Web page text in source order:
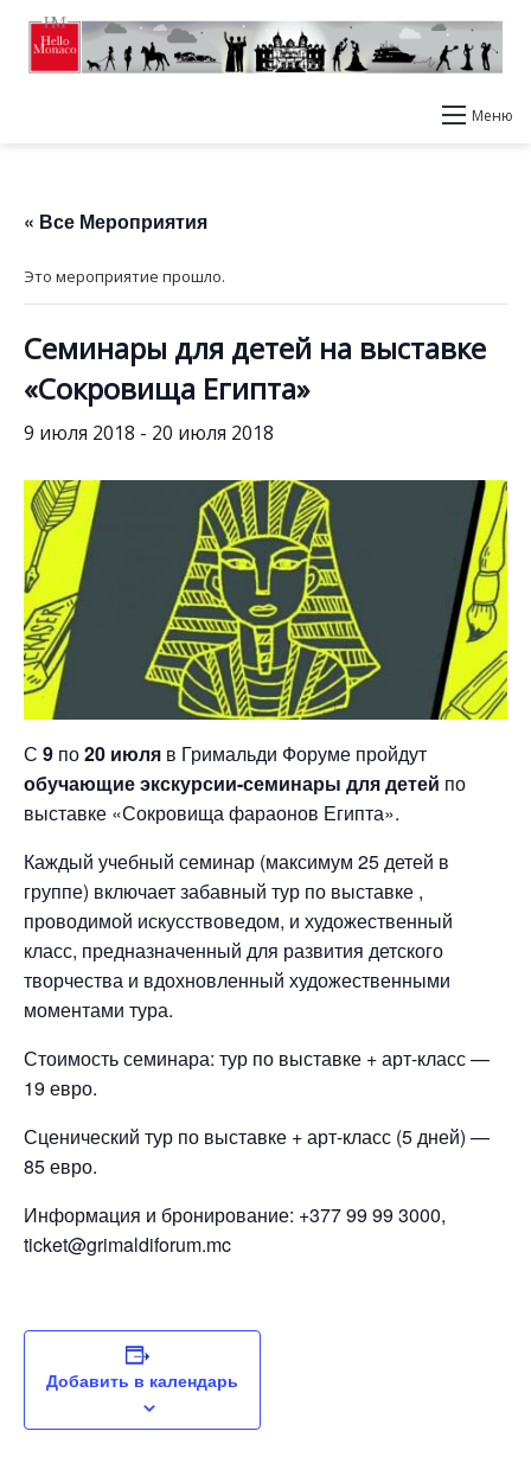
Меню
« Все Мероприятия
Это мероприятие прошло.
Семинары для детей на выставке
«Сокровища Египта»
9 июля 2018 - 20 июля 2018
С 9 по20 июля в Гримальди Форуме пройдут
обучающие экскурсии-семинары для детей по
выставке «Сокровища фараонов Египта».
Каждый учебный семинар (максимум 25 детей в
группе) включает забавный тур по выставке ,
проводимой искусствоведом, и художественный
класс, предназначенный для развития детского
творчества и вдохновленный художественными
моментами тура.
Стоимость семинара: тур по выставке + арт-класс —
19 евро.
Сценический тур по выставке + арт-класс (5 дней) —
85 евро.
Информация и бронирование: +377 99 99 3000,
ticket@grimaldiforum.mc
Добавить в календарь